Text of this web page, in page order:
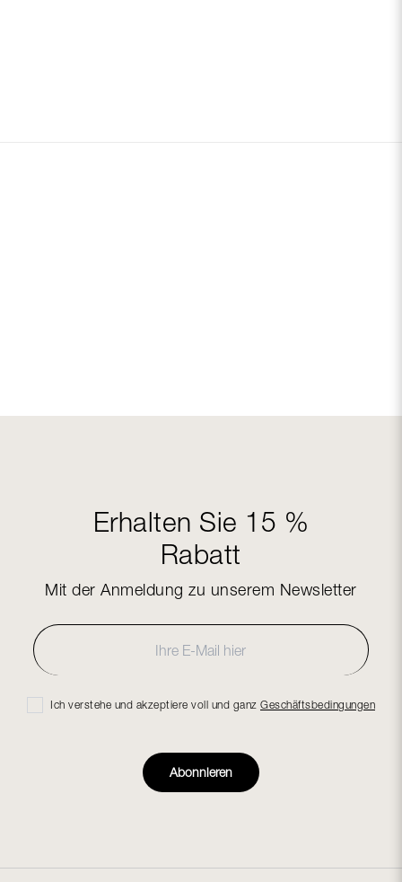
Erhalten Sie 15 %
Rabatt
Mit der Anmeldung zu unserem Newsletter
Ich verstehe und akzeptiere voll und ganz Geschäftsbedingungen
Abonnieren